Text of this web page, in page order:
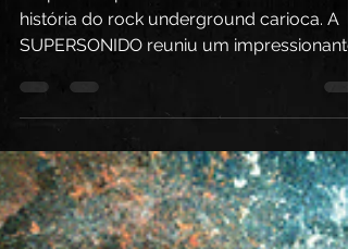
Prepare-se para vivenciar um marco na
história do rock underground carioca. A
SUPERSONIDO reuniu um impressionante
potência e emoção a icônica "VOCÊ SABE
QUEM EU SOU", um verdadeiro hino do
movimento batizado, pela produtora
cultural e musicista Raíza Silva, como